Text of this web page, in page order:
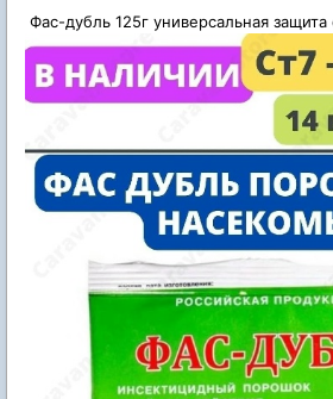
Фас-дубль 125г универсальная